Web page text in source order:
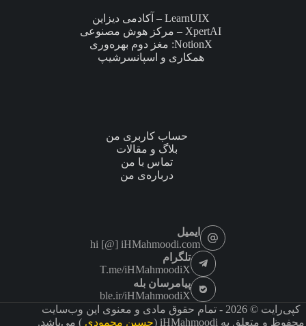
LearnUIX – آکادمی دیزاین
XpertAI – مرکز هوش مصنوعی
NotionX: مغز دوم بهره‌وری
همکاری و اسپانسرشیپ
حساب کاربری من
بلاگ و مقالات
تماس با من
درباره‌ی من
ایمیل
hi [@] iHMahmoodi.com
تلگرام
T.me/iHMahmoodiX
پیامرسان بله
ble.ir/iHMahmoodiX
کپی‌رایت © ‏2026 - تمام حقوق مادی و معنوی این وب‌سایت
محفوظ و متعلق به iHMahmoodi (
حسین محمودی ) می‌باشد.